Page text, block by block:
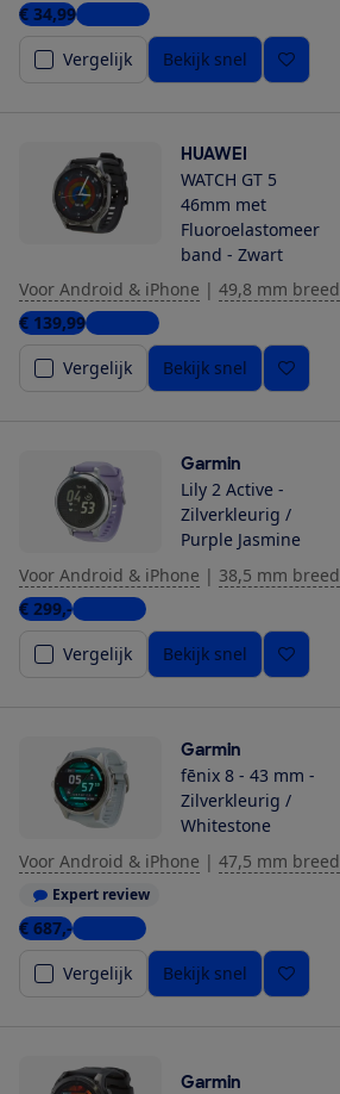
€ 34,995 winkels
Vergelijk
Bekijk snel
HUAWEI
WATCH GT 5
46mm met
Fluoroelastomeer
band - Zwart
Voor Android & iPhone | 49,8 mm breed
€ 139,996 winkels
Vergelijk
Bekijk snel
Garmin
Lily 2 Active -
Zilverkleurig /
Purple Jasmine
Voor Android & iPhone | 38,5 mm breed
€ 299,-5 winkels
Vergelijk
Bekijk snel
Garmin
fēnix 8 - 43 mm -
Zilverkleurig /
Whitestone
Voor Android & iPhone | 47,5 mm breed
Expert review
€ 687,-8 winkels
Vergelijk
Bekijk snel
Garmin